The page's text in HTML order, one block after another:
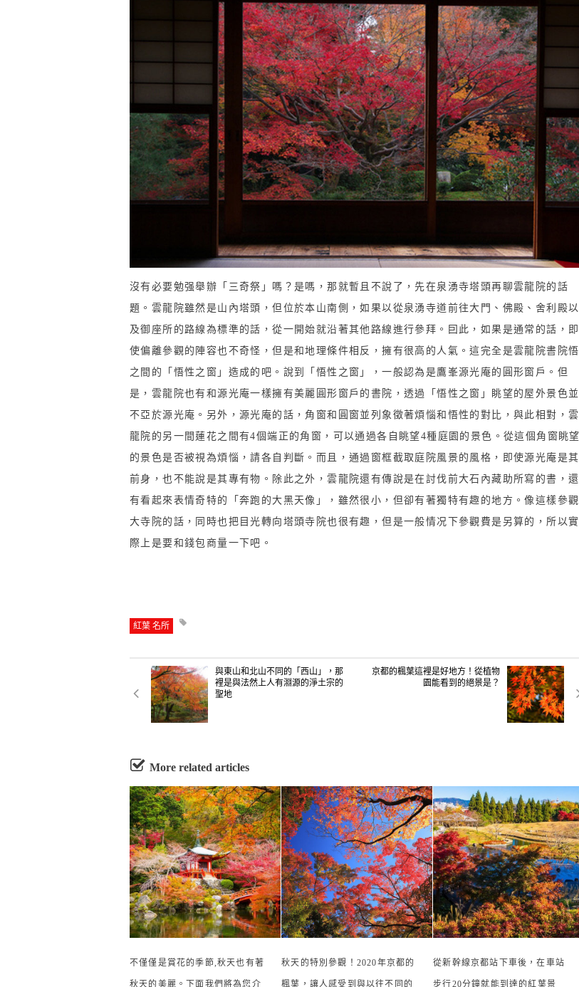
沒有必要勉强舉辦「三奇祭」嗎？是嗎，那就暫且不說了，先在泉湧寺塔頭再聊雲龍院的話
題。雲龍院雖然是山內塔頭，但位於本山南側，如果以從泉湧寺道前往大門、佛殿、舍利殿以
及御座所的路線為標準的話，從一開始就沿著其他路線進行參拜。囙此，如果是通常的話，即
使偏離參觀的陣容也不奇怪，但是和地理條件相反，擁有很高的人氣。這完全是雲龍院書院悟
之間的「悟性之窗」造成的吧。說到「悟性之窗」，一般認為是鷹峯源光庵的圓形窗戶。但
是，雲龍院也有和源光庵一樣擁有美麗圓形窗戶的書院，透過「悟性之窗」眺望的屋外景色並
不亞於源光庵。另外，源光庵的話，角窗和圓窗並列象徵著煩惱和悟性的對比，與此相對，雲
龍院的另一間蓮花之間有4個端正的角窗，可以通過各自眺望4種庭園的景色。從這個角窗眺望
的景色是否被視為煩惱，請各自判斷。而且，通過窗框截取庭院風景的風格，即使源光庵是其
前身，也不能說是其專有物。除此之外，雲龍院還有傳說是在討伐前大石內藏助所寫的書，還
有看起來表情奇特的「奔跑的大黑天像」，雖然很小，但卻有著獨特有趣的地方。像這樣參觀
大寺院的話，同時也把目光轉向塔頭寺院也很有趣，但是一般情况下參觀費是另算的，所以實
際上是要和錢包商量一下吧。
紅葉 名所
與東山和北山不同的「西山」，那
裡是與法然上人有淵源的淨土宗的
聖地
京都的楓葉這裡是好地方！從植物
園能看到的絕景是？
More related articles
不僅僅是賞花的季節,秋天也有著
秋天的美麗。下面我們將為您介
秋天的特別參觀！2020年京都的
楓葉，讓人感受到與以往不同的
從新幹線京都站下車後，在車站
步行20分鐘就能到達的紅葉景